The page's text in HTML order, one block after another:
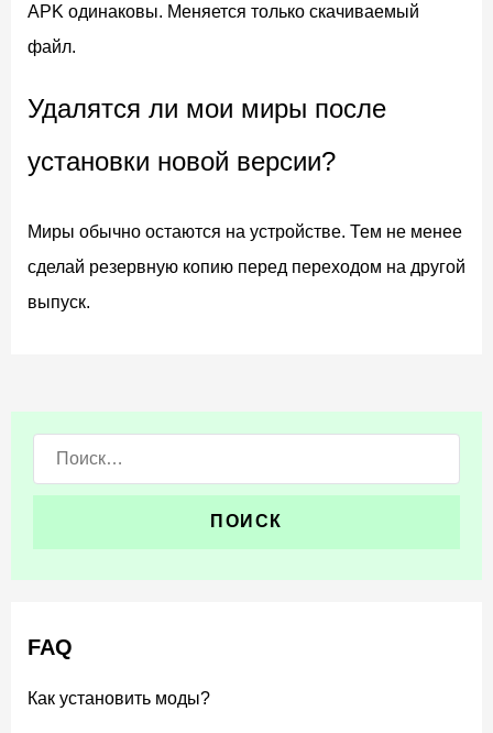
APK одинаковы. Меняется только скачиваемый
файл.
Удалятся ли мои миры после
установки новой версии?
Миры обычно остаются на устройстве. Тем не менее
сделай резервную копию перед переходом на другой
выпуск.
Поиск:
FAQ
Как установить моды?